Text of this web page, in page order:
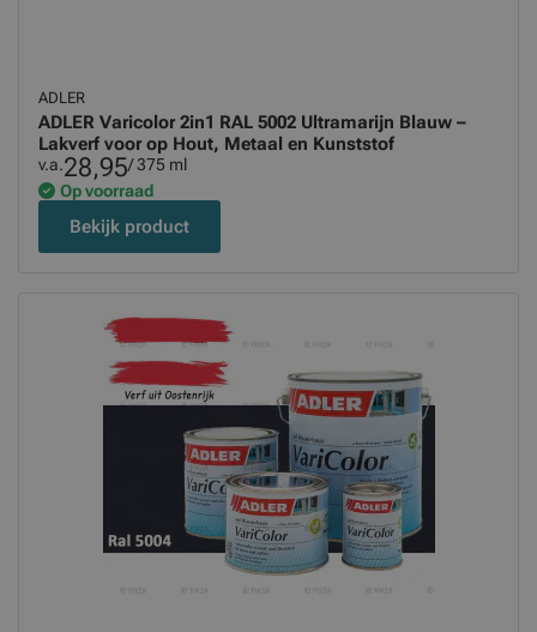
ADLER
ADLER Varicolor 2in1 RAL 5002 Ultramarijn Blauw –
Lakverf voor op Hout, Metaal en Kunststof
v.a.28,95/ 375 ml
Op voorraad
Bekijk product